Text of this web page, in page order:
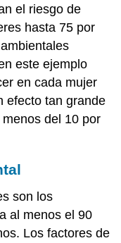
el riesgo de
hasta 75 por
este ejemplo
en cada mujer
efecto tan grande
del 10 por
son los
al menos el 90
Los factores de